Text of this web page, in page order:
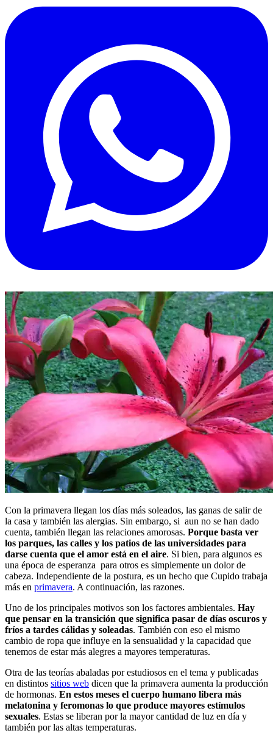
Con la primavera llegan los días más soleados, las ganas de salir de
la casa y también las alergias. Sin embargo, si aun no se han dado
cuenta, también llegan las relaciones amorosas. Porque basta ver
los parques, las calles y los patios de las universidades para
darse cuenta que el amor está en el aire. Si bien, para algunos es
una época de esperanza para otros es simplemente un dolor de
cabeza. Independiente de la postura, es un hecho que Cupido trabaja
más en primavera. A continuación, las razones.
Uno de los principales motivos son los factores ambientales. Hay
que pensar en la transición que significa pasar de días oscuros y
fríos a tardes cálidas y soleadas. También con eso el mismo
cambio de ropa que influye en la sensualidad y la capacidad que
tenemos de estar más alegres a mayores temperaturas.
Otra de las teorías abaladas por estudiosos en el tema y publicadas
en distintos sitios web dicen que la primavera aumenta la producción
de hormonas. En estos meses el cuerpo humano libera más
melatonina y feromonas lo que produce mayores estímulos
sexuales. Estas se liberan por la mayor cantidad de luz en día y
también por las altas temperaturas.